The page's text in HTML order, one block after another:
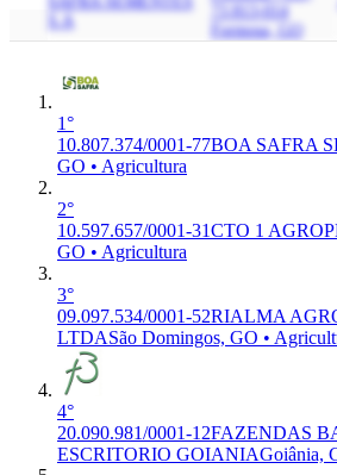
S.A
73.813-014
Formosa, GO
1°
10.807.374/0001-77BOA SAFRA
GO • Agricultura
2°
10.597.657/0001-31CTO 1
GO • Agricultura
3°
09.097.534/0001-52RIALMA
LTDASão Domingos, GO •
4°
20.090.981/0001-12FAZENDAS
ESCRITORIO GOIANIAGoiânia,